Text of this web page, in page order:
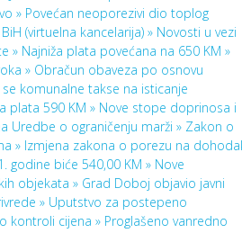
» Povećan neoporezivi dio toplog
(virtuelna kancelarija) » Novosti u vezi
» Najniža plata povećana na 650 KM »
» Obračun obaveza po osnovu
komunalne takse na isticanje
plata 590 KM » Nove stope doprinosa i
Uredbe o ograničenju marži » Zakon o
» Izmjena zakona o porezu na
godine biće 540,00 KM » Nove
objekata » Grad Doboj objavio javni
» Uputstvo za postepeno
kontroli cijena » Proglašeno vanredno